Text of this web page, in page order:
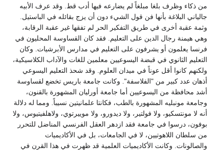
من ذكاء وظرف بلغا مبلغاً لم يضارعه فيها أدب قط. وقد عرف الأبيه
جالياني البلاغة بأنها فن قول الشيء دون أن يزج بقائله في الباستيل.
وثمة عقبة أخرى في طريق التفكير الحر لم تفقها غير عقبة الرقابة،
وهي هيمنة رجال الدين على التعليم. فقد كان القساوسة المحليون في
فرنسا يعلمون أو يشرفون على التعليم في مدارس الأبرشيات. وكان
التعليم الثانوي في قبضة اليسوعيين معلمين للغات والآداب الكلاسيكية،
ولكنهم كانوا أقل عوناً في ميدان العلوم. وقد شحذ التعليم اليسوعي
أذهان عدد كبير من "الفلاسفة". وكانت جامعة باريس تخضع لقساوسة
أشد محافظة من اليسوعيين أما جامعة أورليان المشهورة بالقنون،
وجامعة مونبليه المشهورة بالطب، فكانتا علمانيتين نسيباً. ومما له دلالة
أنه لا مونتسكيو، ولا فولتير، ولا ديدورو، ولا موييرتوي، ولاهلفيتيوس، ولا
بوفون، درسوا في جامعة فقد ازدهر العقل الفرنسي المناضل للتحرر
من سلطان اللاهوتيين، لا في الجامعات، بل في الأكاديميات
والصالونات. وكانت الأكاديميات العلمية قد ظهرت في هذا القرن في